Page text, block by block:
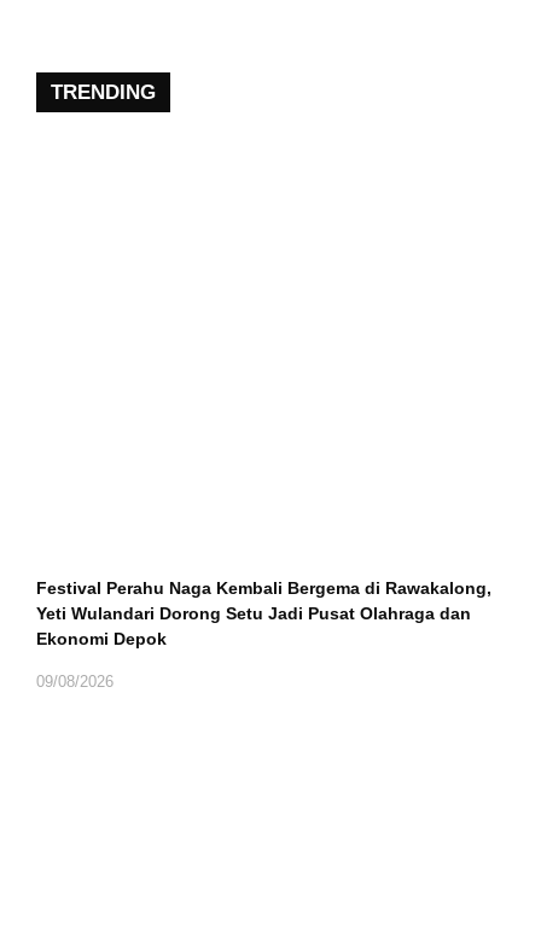
TRENDING
Festival Perahu Naga Kembali Bergema di Rawakalong,
Yeti Wulandari Dorong Setu Jadi Pusat Olahraga dan
Ekonomi Depok
09/08/2026